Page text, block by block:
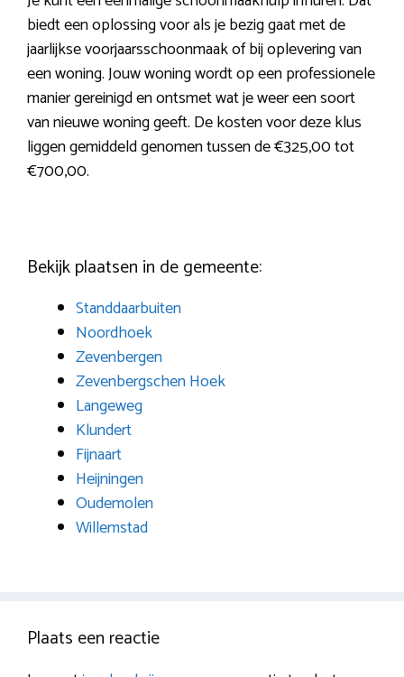
biedt een oplossing voor als je bezig gaat met de
jaarlijkse voorjaarsschoonmaak of bij oplevering van
een woning. Jouw woning wordt op een professionele
manier gereinigd en ontsmet wat je weer een soort
van nieuwe woning geeft. De kosten voor deze klus
liggen gemiddeld genomen tussen de €325,00 tot
€700,00.
Bekijk plaatsen in de gemeente:
Standdaarbuiten
Noordhoek
Zevenbergen
Zevenbergschen Hoek
Langeweg
Klundert
Fijnaart
Heijningen
Oudemolen
Willemstad
Plaats een reactie